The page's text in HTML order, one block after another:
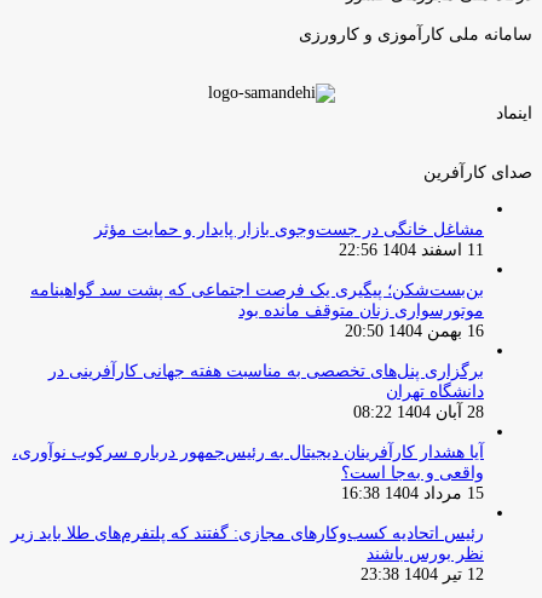
سامانه ملی کارآموزی و کارورزی
اینماد
صدای کارآفرین
مشاغل خانگی در جست‌وجوی بازار پایدار و حمایت مؤثر
11 اسفند 1404 22:56
بن‌بست‌شکن؛ پیگیری یک فرصت اجتماعی که پشت سد گواهینامه
موتورسواری زنان متوقف مانده بود
16 بهمن 1404 20:50
برگزاری پنل‌های تخصصی به مناسبت هفته جهانی کارآفرینی در
دانشگاه تهران
28 آبان 1404 08:22
آیا هشدار کارآفرینان دیجیتال به رئیس‌جمهور درباره سرکوب نوآوری،
واقعی و به‌جا است؟
15 مرداد 1404 16:38
‏رئیس اتحادیه کسب‌وکارهای مجازی: گفتند که پلتفرم‌های طلا باید زیر
نظر بورس باشند
12 تیر 1404 23:38